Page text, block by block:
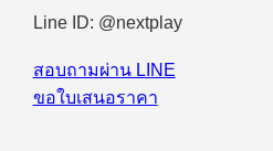
ชิ้น
Line ID: @nextplay
สอบถามผ่าน LINE
ขอใบเสนอราคา